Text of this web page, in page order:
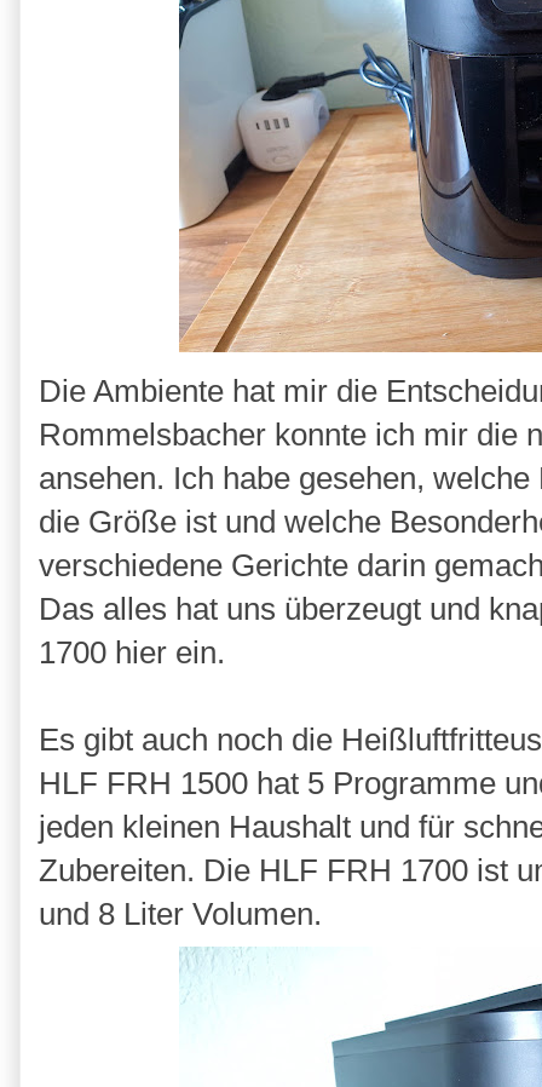
Die Ambiente hat mir die
Rommelsbacher konnte ich mir die
ansehen. Ich habe gesehen,
die Größe ist und welche
verschiedene Gerichte darin
Das alles hat uns überzeugt und
1700 hier ein.
Es gibt auch noch die
HLF FRH 1500 hat 5 Programme
jeden kleinen Haushalt und für
Zubereiten. Die HLF FRH 1700 ist
und 8 Liter Volumen.